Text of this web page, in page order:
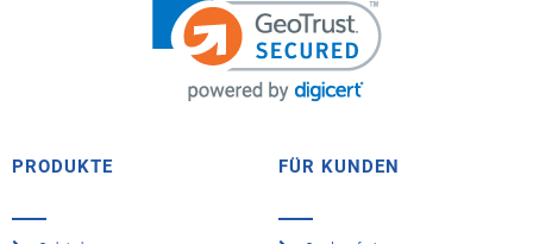
PRODUKTE FÜR KUNDEN